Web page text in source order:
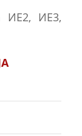
ИЕ2, ИЕ3,